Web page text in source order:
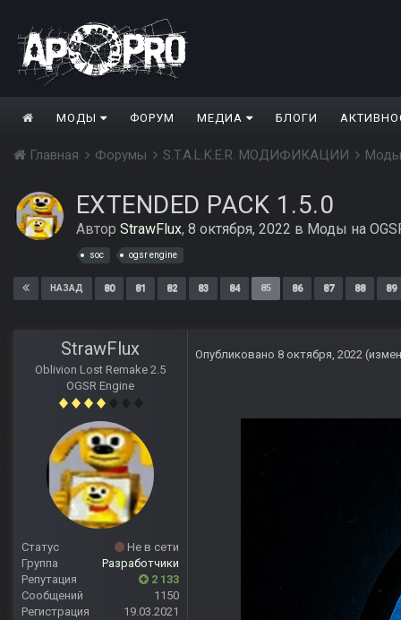
МОДЫ ФОРУМ МЕДИА БЛОГИ
Главная Форумы S.T.A.L.K.E.R. МОДИФИКАЦИИ
EXTENDED PACK 1.5.0
Автор StrawFlux, 8 октября, 2022 в Моды на
soc ogsr engine
НАЗАД 80 81 82 83 84 85 86 87 88 89
StrawFlux
Oblivion Lost Remake 2.5
OGSR Engine
Статус
Не в сети
Группа
Разработчики
Репутация
2 133
Сообщений
1150
Регистрация
19.03.2021
Опубликовано 8 октября, 2022